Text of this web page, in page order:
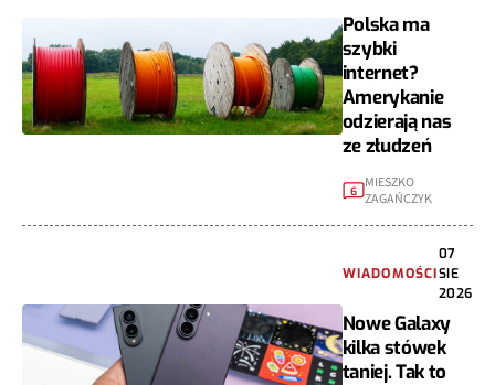
Polska ma
szybki
internet?
Amerykanie
odzierają nas
ze złudzeń
6 MIESZKO
ZAGAŃCZYK
WIADOMOŚCI
07
SIE
2026
Nowe Galaxy
kilka stówek
taniej. Tak to